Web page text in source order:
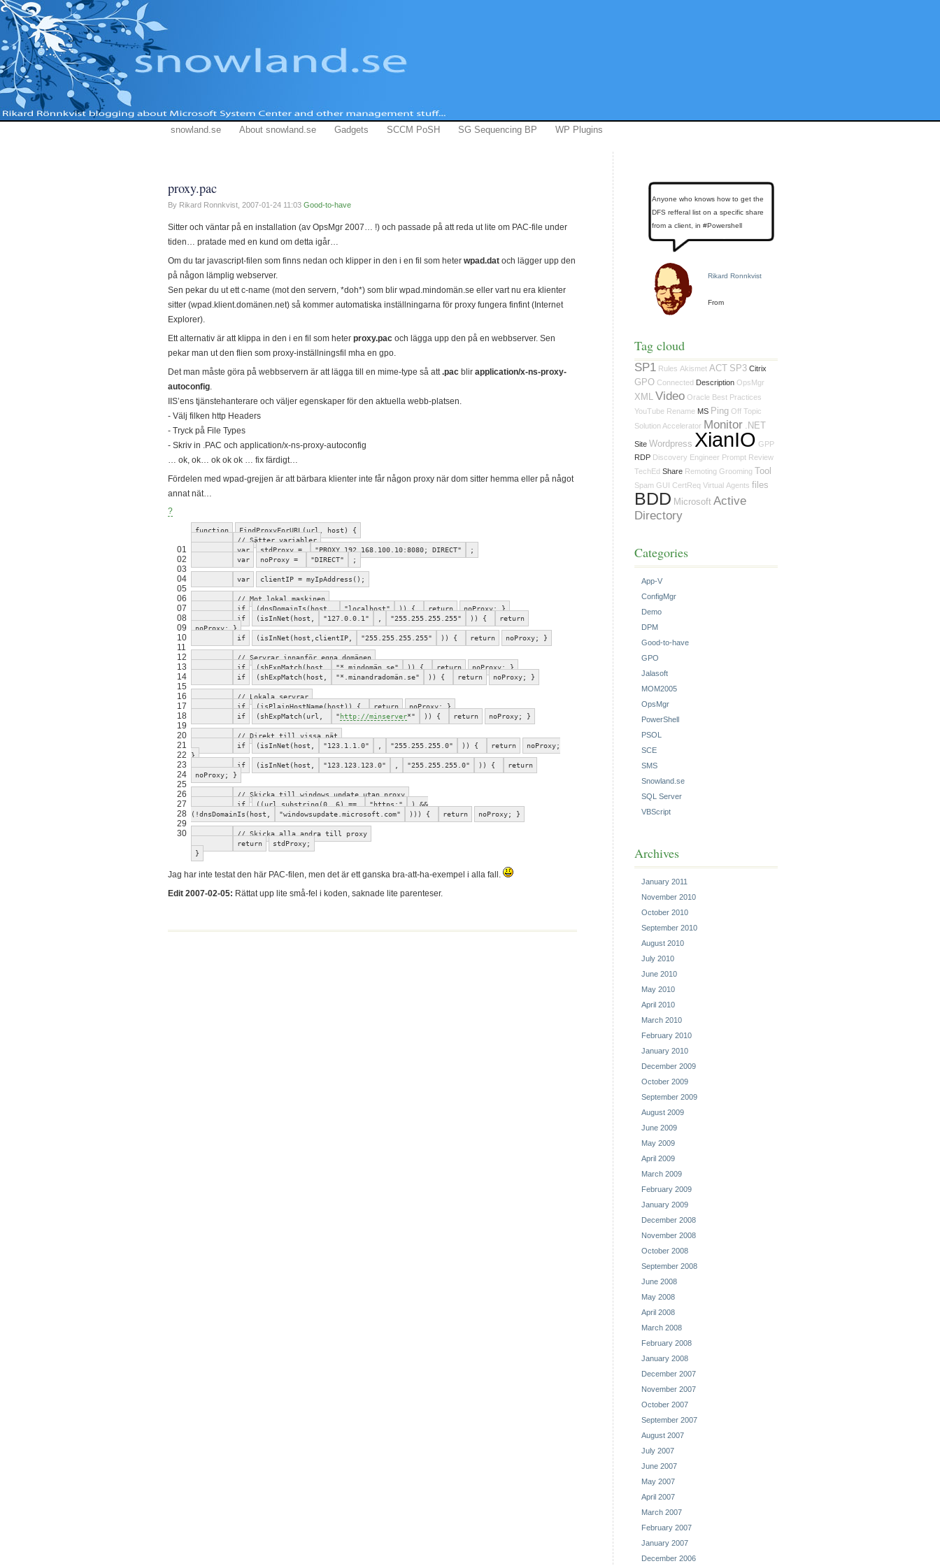
snowland.se About snowland.se Gadgets SCCM PoSH SG Sequencing BP WP Plugins
proxy.pac
By Rikard Ronnkvist, 2007-01-24 11:03 Good-to-have
Sitter och väntar på en installation (av OpsMgr 2007… !) och passade på att reda ut lite om PAC-file under
tiden… pratade med en kund om detta igår…
Om du tar javascript-filen som finns nedan och klipper in den i en fil som heter wpad.dat och lägger upp den
på någon lämplig webserver.
Sen pekar du ut ett c-name (mot den servern, *doh*) som blir wpad.mindomän.se eller vart nu era klienter
sitter (wpad.klient.domänen.net) så kommer automatiska inställningarna för proxy fungera finfint (Internet
Explorer).
Ett alternativ är att klippa in den i en fil som heter proxy.pac och lägga upp den på en webbserver. Sen
pekar man ut den flien som proxy-inställningsfil mha en gpo.
Det man måste göra på webbservern är att lägga till en mime-type så att.pac blir application/x-ns-proxy-
autoconfig.
IIS’ens tjänstehanterare och väljer egenskaper för den aktuella webb-platsen.
- Välj filken http Headers
- Tryck på File Types
- Skriv in .PAC och application/x-ns-proxy-autoconfig
… ok, ok… ok ok ok … fix färdigt…
Fördelen med wpad-grejjen är att bärbara klienter inte får någon proxy när dom sitter hemma eller på något
annat nät…
?
01
02
03
04
05
06
07
08
09
10
11
12
13
14
15
16
17
18
19
20
21
22
23
24
25
26
27
28
29
30
function
FindProxyForURL(url, host) {
// Sätter variabler
var
stdProxy = "PROXY 192.168.100.10:8080; DIRECT"
;
var
noProxy = "DIRECT" ;
var clientIP = myIpAddress();
// Mot lokal maskinen
if
(dnsDomainIs(host, "localhost" )) { return
noProxy; }
if
(isInNet(host, "127.0.0.1" "255.255.255.255" )) {
return
noProxy; }
if
(isInNet(host,clientIP, "255.255.255.255" )) { return noProxy; }
// Servrar innanför egna domänen
if
(shExpMatch(host, "*.mindomän.se" )) { return
noProxy; }
if
(shExpMatch(host, "*.minandradomän.se" )) { return noProxy; }
// Lokala servrar
if
(isPlainHostName(host)) { return
noProxy; }
if
(shExpMatch(url, " http://minserver*" )) { return noProxy; }
// Direkt till vissa nät
if
(isInNet(host, "123.1.1.0" "255.255.255.0" )) { return
noProxy;
}
if
(isInNet(host, "123.123.123.0" "255.255.255.0" )) {
return
noProxy; }
// Skicka till windows update utan proxy
if
((url.substring(0, 6) == "https:"
) &&
(!dnsDomainIs(host,
"windowsupdate.microsoft.com" ))) { return noProxy; }
// Skicka alla andra till proxy
return
stdProxy;
}
Jag har inte testat den här PAC-filen, men det är ett ganska bra-att-ha-exempel i alla fall.
Edit 2007-02-05: Rättat upp lite små-fel i koden, saknade lite parenteser.
Anyone who knows how to get the
DFS refferal list on a specific share
from a client, in #Powershell
Rikard Ronnkvist
From
Tag cloud
SP1 Rules Akismet ACT SP3 Citrix
GPO Connected Description OpsMgr
XML Video Oracle Best Practices
YouTube Rename MS Ping Off Topic
Solution Accelerator Monitor .NET
Site Wordpress XianIO GPP
RDP Discovery Engineer Prompt Review
TechEd Share Remoting Grooming Tool
Spam GUI CertReq Virtual Agents files
BDD Microsoft Active
Directory
Categories
App-V
ConfigMgr
Demo
DPM
Good-to-have
GPO
Jalasoft
MOM2005
OpsMgr
PowerShell
PSOL
SCE
SMS
Snowland.se
SQL Server
VBScript
Archives
January 2011
November 2010
October 2010
September 2010
August 2010
July 2010
June 2010
May 2010
April 2010
March 2010
February 2010
January 2010
December 2009
October 2009
September 2009
August 2009
June 2009
May 2009
April 2009
March 2009
February 2009
January 2009
December 2008
November 2008
October 2008
September 2008
June 2008
May 2008
April 2008
March 2008
February 2008
January 2008
December 2007
November 2007
October 2007
September 2007
August 2007
July 2007
June 2007
May 2007
April 2007
March 2007
February 2007
January 2007
December 2006